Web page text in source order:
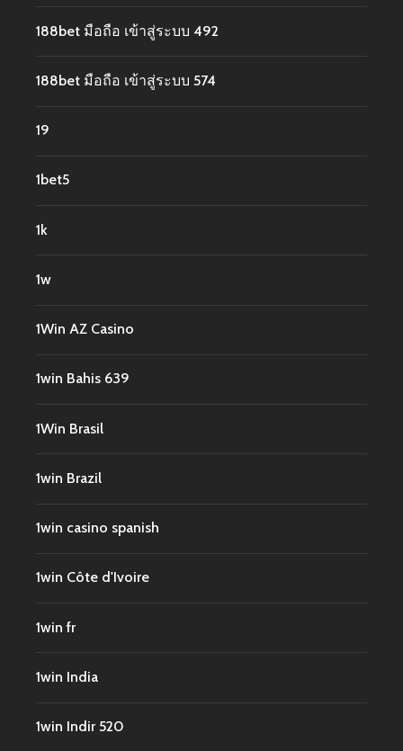
188bet มือถือ เข้าสู่ระบบ 492
188bet มือถือ เข้าสู่ระบบ 574
19
1bet5
1k
1w
1Win AZ Casino
1win Bahis 639
1Win Brasil
1win Brazil
1win casino spanish
1win Côte d'Ivoire
1win fr
1win India
1win Indir 520